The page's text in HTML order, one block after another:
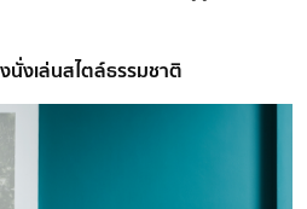
นั่งเล่นสไตล์ธรรมชาติ